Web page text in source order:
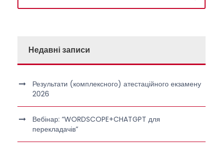
Недавні записи
Результати (комплексного) атестаційного екзамену
2026
Вебінар: “WORDSCOPE+CHATGPT для
перекладачів”